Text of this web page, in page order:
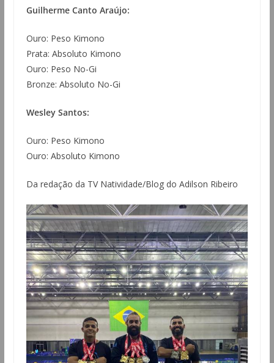
Guilherme Canto Araújo:
Ouro: Peso Kimono
Prata: Absoluto Kimono
Ouro: Peso No-Gi
Bronze: Absoluto No-Gi
Wesley Santos:
Ouro: Peso Kimono
Ouro: Absoluto Kimono
Da redação da TV Natividade/Blog do Adilson Ribeiro